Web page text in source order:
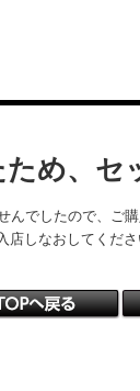
め、セ
でしたので、ご
しなおしてくださ